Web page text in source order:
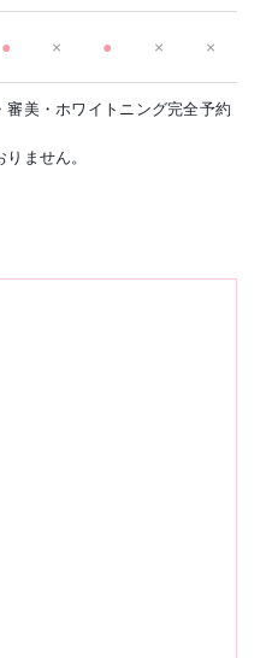
● × ● × ×
美・ホワイトニング完全予約
ません。